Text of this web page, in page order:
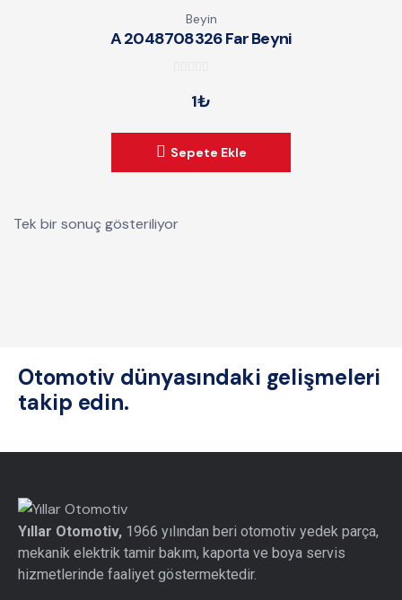
Beyin
A 2048708326 Far Beyni
o
1₺
Sepete Ekle
Tek bir sonuç gösteriliyor
Otomotiv dünyasındaki gelişmeleri
takip edin.
Yıllar Otomotiv, 1966 yılından beri otomotiv yedek parça,
mekanik elektrik tamir bakım, kaporta ve boya servis
hizmetlerinde faaliyet göstermektedir.